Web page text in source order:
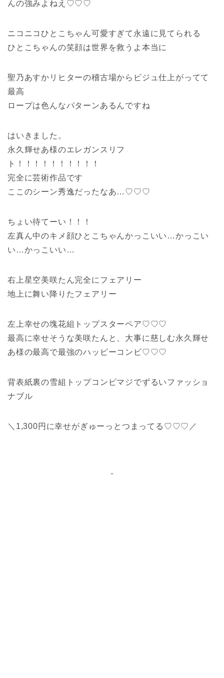
んの強みよねえ♡♡♡
ニコニコひとこちゃん可愛すぎて永遠に見てられる
ひとこちゃんの笑顔は世界を救うよ本当に
聖乃あすかリヒターの稽古場からビジュ仕上がってて
最高
ロープは色んなパターンあるんですね
はいきました。
永久輝せあ様のエレガンスリフ
ト！！！！！！！！！！
完全に芸術作品です
ここのシーン秀逸だったなあ…♡♡♡
ちょい待てーい！！！
左真ん中のキメ顔ひとこちゃんかっこいい…かっこい
い…かっこいい…
右上星空美咲たん完全にフェアリー
地上に舞い降りたフェアリー
左上幸せの塊花組トップスターペア♡♡♡
最高に幸せそうな美咲たんと、大事に慈しむ永久輝せ
あ様の最高で最強のハッピーコンビ♡♡♡
背表紙裏の雪組トップコンビマジでずるいファッショ
ナブル
＼1,300円に幸せがぎゅーっとつまってる♡♡♡／